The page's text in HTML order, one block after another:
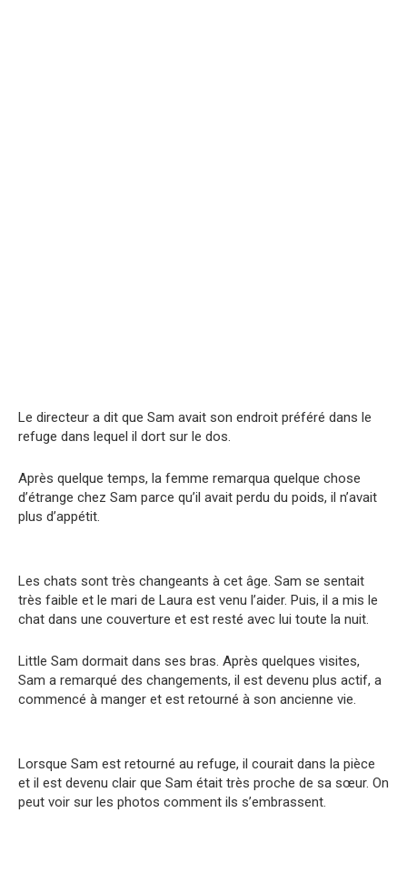
Le directeur a dit que Sam avait son endroit préféré dans le
refuge dans lequel il dort sur le dos.
Après quelque temps, la femme remarqua quelque chose
d’étrange chez Sam parce qu’il avait perdu du poids, il n’avait
plus d’appétit.
Les chats sont très changeants à cet âge. Sam se sentait
très faible et le mari de Laura est venu l’aider. Puis, il a mis le
chat dans une couverture et est resté avec lui toute la nuit.
Little Sam dormait dans ses bras. Après quelques visites,
Sam a remarqué des changements, il est devenu plus actif, a
commencé à manger et est retourné à son ancienne vie.
Lorsque Sam est retourné au refuge, il courait dans la pièce
et il est devenu clair que Sam était très proche de sa sœur. On
peut voir sur les photos comment ils s’embrassent.